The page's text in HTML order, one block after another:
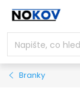
Přejít
obsah
Branky